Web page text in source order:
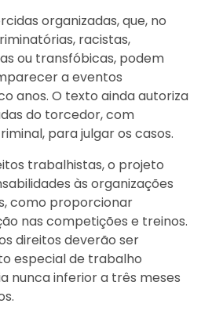
organizadas, que, no
racistas,
ou transfóbicas, podem
a eventos
anos. O texto ainda autoriza
do torcedor, com
para julgar os casos.
trabalhistas, o projeto
às organizações
como proporcionar
nas competições e treinos.
direitos deverão ser
especial de trabalho
nunca inferior a três meses